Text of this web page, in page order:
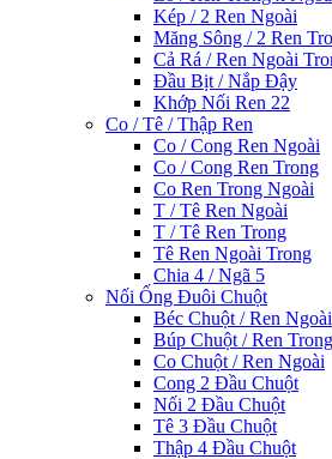
Kép / 2 Ren Ngoài
Măng Sông / 2 Ren
Cả Rá / Ren Ngoài
Đầu Bịt / Nắp Đậy
Khớp Nối Ren 22
Co / Tê / Thập Ren
Co / Cong Ren Ngoài
Co / Cong Ren Trong
Co Ren Trong Ngoài
T / Tê Ren Ngoài
T / Tê Ren Trong
Tê Ren Ngoài Trong
Chia 4 / Ngã 5
Nối Ống Đuôi Chuột
Béc Chuột / Ren Ngoài
Búp Chuột / Ren Trong
Co Chuột / Ren Ngoài
Cong 2 Đầu Chuột
Nối 2 Đầu Chuột
Tê 3 Đầu Chuột
Thập 4 Đầu Chuột